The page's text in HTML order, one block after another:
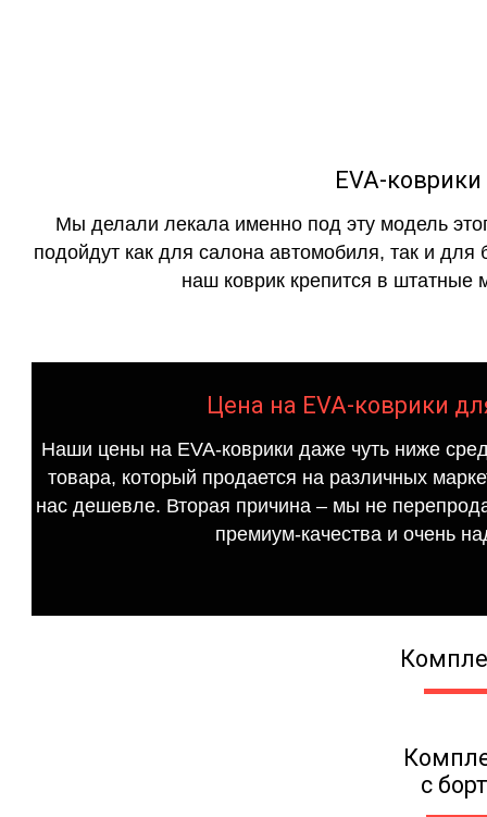
EVA-
Мы делали лекала именно под эту модель
подойдут как для салона автомобиля, так и для
наш коврик крепится в штатные
Цена на EVA-коврики
Наши цены на EVA-коврики даже чуть ниже
товара, который продается на различных
нас дешевле. Вторая причина – мы не
премиум-качества и очень
с